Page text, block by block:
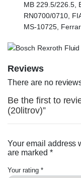
MB 229.5/226.5,
RN0700/0710,
MS-10725,
Reviews
There are no
Be the first to
(20litrov)”
Your email address
are marked *
Your rating *